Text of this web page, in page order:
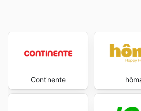
Continente